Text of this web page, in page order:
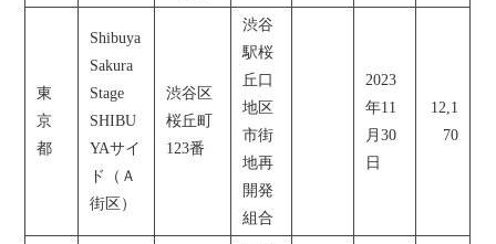
東
京
都
Shibuya
Sakura
Stage
SHIBU
YAサイ
ド（Ａ
街区）
渋谷区
桜丘町
123番
渋谷
駅桜
丘口
地区
市街
地再
開発
組合
2023
年11
月30
日
12,1
70